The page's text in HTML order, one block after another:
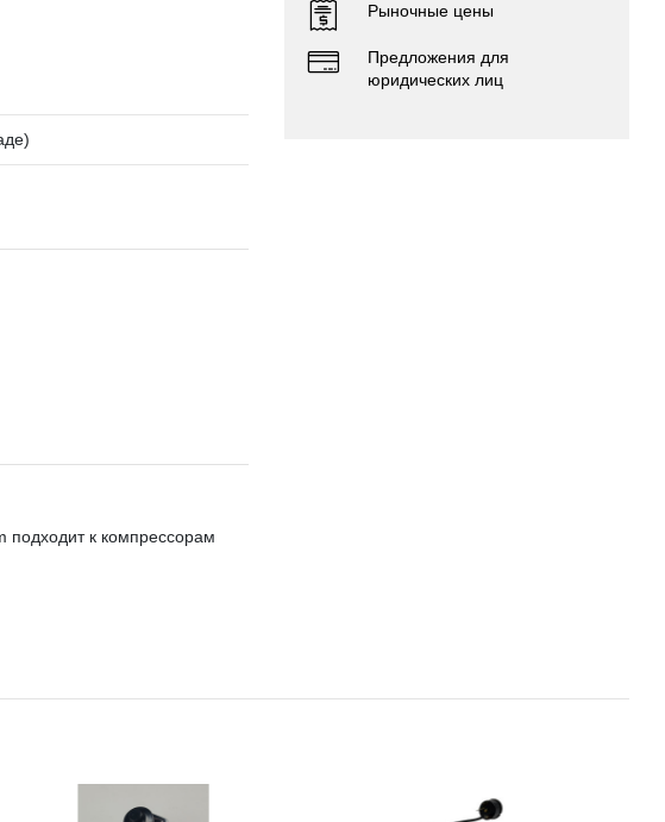
подходит к компрессорам
Рыночные цены
Предложения для
юридических лиц